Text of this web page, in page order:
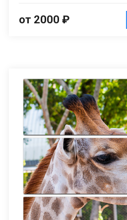
от 2000 ₽